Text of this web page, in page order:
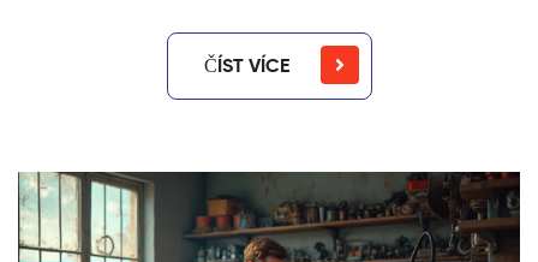
ČÍST VÍCE